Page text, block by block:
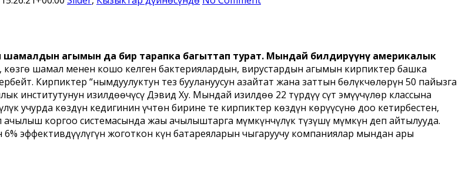
шамалдын агымын да бир тарапка багыттап турат. Мындай билдирүүнү америкалык
көзгө шамал менен кошо келген бактериялардын, вирустардын агымын кирпиктер башка
Кирпиктер “нымдуулуктун тез буулануусун азайтат жана заттын бөлүкчөлөрүн 50 пайызга
институтунун изилдөөчүсү Дэвид Ху. Мындай изилдөө 22 түрдүү сүт эмүүчүлөр классына
учурда көздүн кеңдигинин үчтөн бирине тең кирпиктер көздүн көрүүсүнө доо кетирбестен,
коргоо системасында жаңы ачылыштарга мүмкүнчүлүк түзүшү мүмкүн деп айтылууда.
эффективдүүлүгүн жоготкон күн батареяларын чыгаруучу компаниялар мындан ары